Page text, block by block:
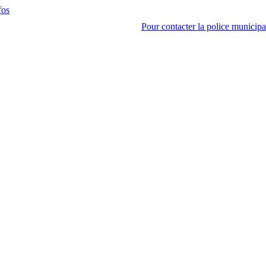
Pour contacter la police